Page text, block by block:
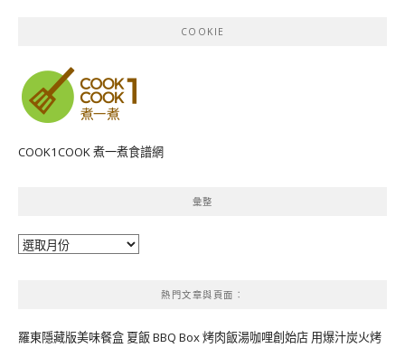
COOKIE
COOK1COOK 煮一煮食譜網
彙整
彙
熱門文章與頁面︰
羅東隱藏版美味餐盒 夏飯 BBQ Box 烤肉飯湯咖哩創始店 用爆汁炭火烤